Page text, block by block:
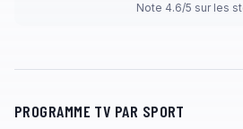
Note 4.6/5 sur les
PROGRAMME TV PAR SPORT